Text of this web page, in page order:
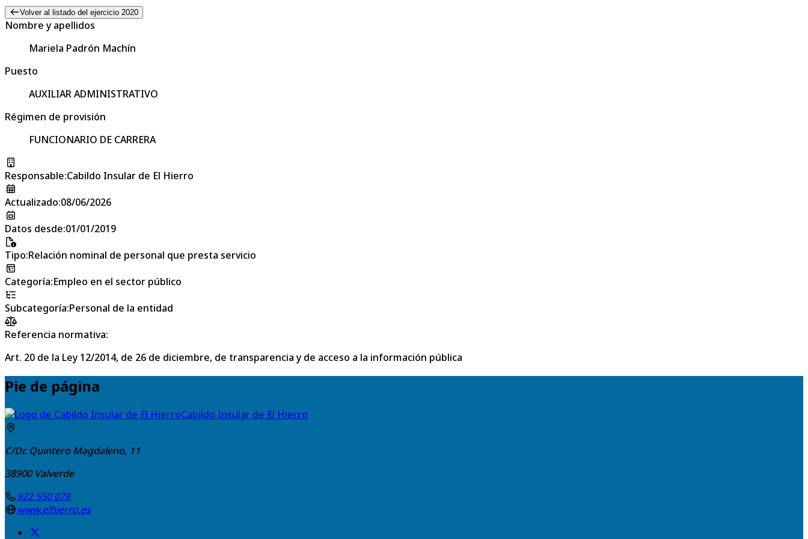
Volver al listado del ejercicio 2020
Nombre y apellidos
Mariela Padrón Machín
Puesto
AUXILIAR ADMINISTRATIVO
Régimen de provisión
FUNCIONARIO DE CARRERA
Responsable:Cabildo Insular de El Hierro
Actualizado:08/06/2026
Datos desde:01/01/2019
Tipo:Relación nominal de personal que presta servicio
Categoría:Empleo en el sector público
Subcategoría:Personal de la entidad
Referencia normativa:
Art. 20 de la Ley 12/2014, de 26 de diciembre, de transparencia y de acceso a la información pública
Pie de página
Cabildo Insular de El Hierro
C/Dr. Quintero Magdaleno, 11
38900 Valverde
922 550 078
www.elhierro.es